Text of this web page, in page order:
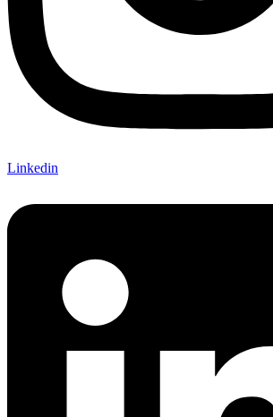
Linkedin